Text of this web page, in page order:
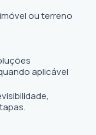
ou terreno
aplicável